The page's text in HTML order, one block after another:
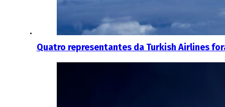
Quatro representantes da Turkish Airlines